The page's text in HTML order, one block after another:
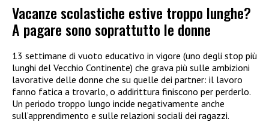
Vacanze scolastiche estive troppo lunghe?
A pagare sono soprattutto le donne
13 settimane di vuoto educativo in vigore (uno degli stop più
lunghi del Vecchio Continente) che grava più sulle ambizioni
lavorative delle donne che su quelle dei partner: il lavoro
fanno fatica a trovarlo, o addirittura finiscono per perderlo.
Un periodo troppo lungo incide negativamente anche
sull’apprendimento e sulle relazioni sociali dei ragazzi.